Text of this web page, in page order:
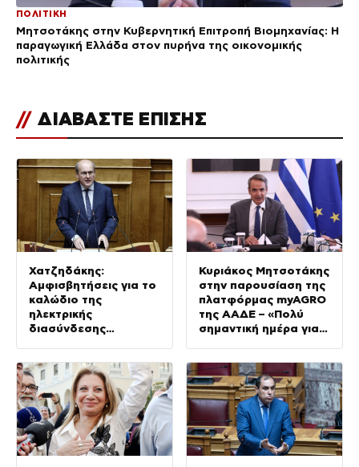
ΠΟΛΙΤΙΚΗ
Μητσοτάκης στην Κυβερνητική Επιτροπή Βιομηχανίας: Η
παραγωγική Ελλάδα στον πυρήνα της οικονομικής
πολιτικής
// ΔΙΑΒΑΣΤΕ ΕΠΙΣΗΣ
Χατζηδάκης:
Αμφισβητήσεις για το
καλώδιο της
ηλεκτρικής
διασύνδεσης
Κυριάκος Μητσοτάκης
στην παρουσίαση της
πλατφόρμας myAGRO
της ΑΑΔΕ – «Πολύ
σημαντική ημέρα για